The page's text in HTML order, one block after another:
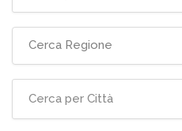
Cerca Regione